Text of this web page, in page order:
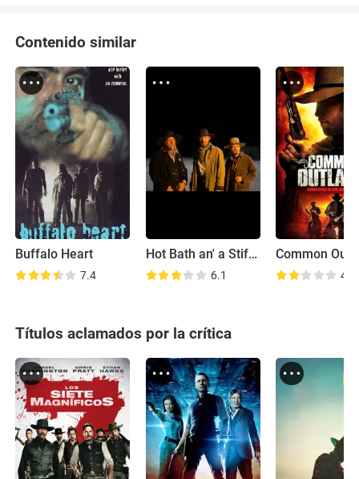
Contenido similar
Buffalo Heart
7.4
Hot Bath an' a Stiff Drink 2
6.1
Common
4.8
Títulos aclamados por la crítica